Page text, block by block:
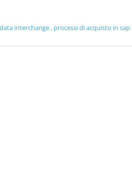
interchange , processi di acquisto in sap